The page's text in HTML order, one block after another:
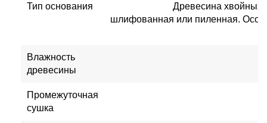
Тип основания
Древесина хвойных
шлифованная или пиленная.
Влажность
древесины
Промежуточная
сушка